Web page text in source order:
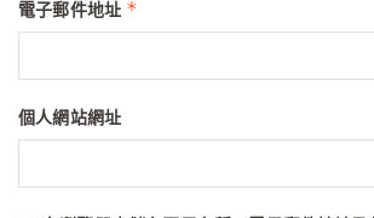
電子郵件地址 *
個人網站網址